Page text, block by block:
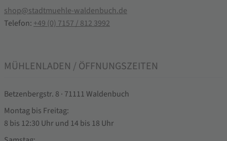
shop@stadtmuehle-waldenbuch.de
Telefon: +49 (0) 7157 / 812 3992
MÜHLENLADEN / ÖFFNUNGSZEITEN
Betzenbergstr. 8 · 71111 Waldenbuch
Montag bis Freitag:
8 bis 12:30 Uhr und 14 bis 18 Uhr